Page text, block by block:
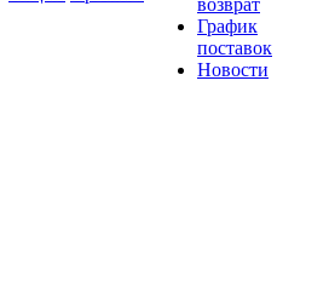
возврат
График
поставок
Новости